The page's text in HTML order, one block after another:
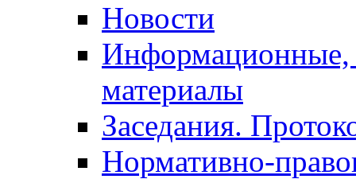
Новости
Информационные,
материалы
Заседания.
Нормативно-